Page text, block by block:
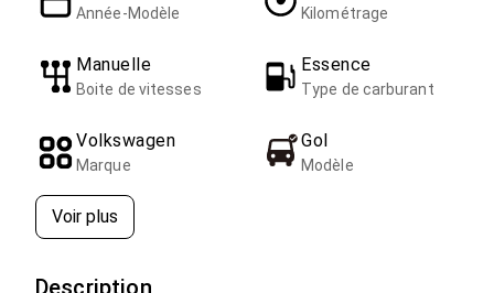
Année-Modèle Kilométrage
Manuelle
Boite de vitesses
Essence
Type de carburant
Volkswagen
Marque
Gol
Modèle
Voir plus
Description